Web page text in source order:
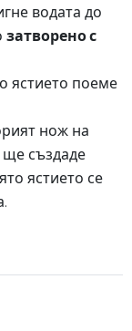
водата до
затворено с
ястието поеме
нож на
ще създаде
ястието се